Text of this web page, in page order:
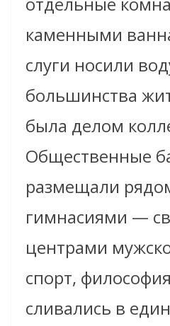
каменными
слуги носили
большинства
была делом
Общественные
размещали
гимнасиями —
центрами
спорт,
сливались в